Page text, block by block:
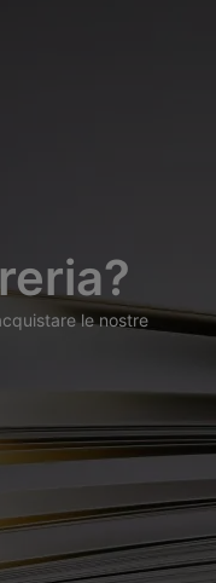
le nostre